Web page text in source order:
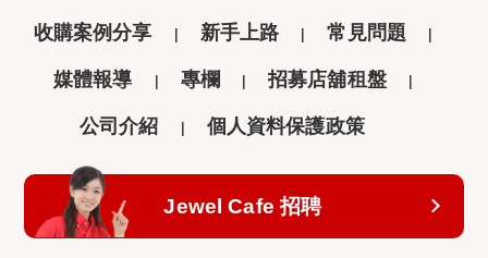
收購案例分享 新手上路 常見問題
媒體報導 專欄 招募店舖租盤
公司介紹 個人資料保護政策
Jewel Cafe 招聘